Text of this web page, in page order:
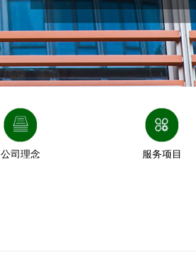
公司理念 服务项目